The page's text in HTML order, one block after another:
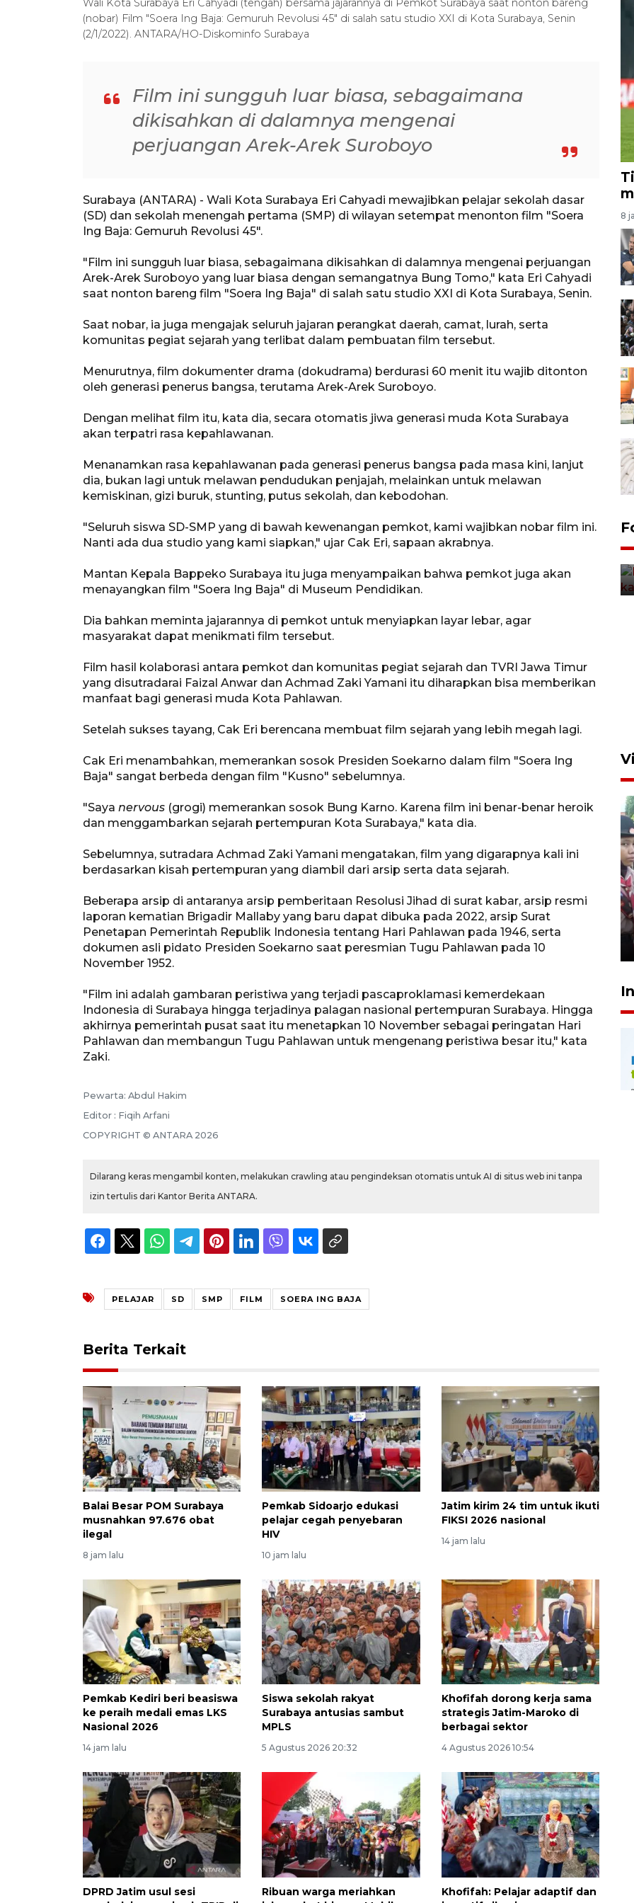
Wali Kota Surabaya Eri Cahyadi (tengah) bersama jajarannya di Pemkot Surabaya saat nonton bareng
(nobar) Film "Soera Ing Baja: Gemuruh Revolusi 45" di salah satu studio XXI di Kota Surabaya, Senin
(2/1/2022). ANTARA/HO-Diskominfo Surabaya
Film ini sungguh luar biasa, sebagaimana
dikisahkan di dalamnya mengenai
perjuangan Arek-Arek Suroboyo
Surabaya (ANTARA) - Wali Kota Surabaya Eri Cahyadi mewajibkan pelajar sekolah dasar
(SD) dan sekolah menengah pertama (SMP) di wilayan setempat menonton film "Soera
Ing Baja: Gemuruh Revolusi 45".
"Film ini sungguh luar biasa, sebagaimana dikisahkan di dalamnya mengenai perjuangan
Arek-Arek Suroboyo yang luar biasa dengan semangatnya Bung Tomo," kata Eri Cahyadi
saat nonton bareng film "Soera Ing Baja" di salah satu studio XXI di Kota Surabaya, Senin.
Saat nobar, ia juga mengajak seluruh jajaran perangkat daerah, camat, lurah, serta
komunitas pegiat sejarah yang terlibat dalam pembuatan film tersebut.
Menurutnya, film dokumenter drama (dokudrama) berdurasi 60 menit itu wajib ditonton
oleh generasi penerus bangsa, terutama Arek-Arek Suroboyo.
Dengan melihat film itu, kata dia, secara otomatis jiwa generasi muda Kota Surabaya
akan terpatri rasa kepahlawanan.
Menanamkan rasa kepahlawanan pada generasi penerus bangsa pada masa kini, lanjut
dia, bukan lagi untuk melawan pendudukan penjajah, melainkan untuk melawan
kemiskinan, gizi buruk, stunting, putus sekolah, dan kebodohan.
"Seluruh siswa SD-SMP yang di bawah kewenangan pemkot, kami wajibkan nobar film ini.
Nanti ada dua studio yang kami siapkan," ujar Cak Eri, sapaan akrabnya.
Mantan Kepala Bappeko Surabaya itu juga menyampaikan bahwa pemkot juga akan
menayangkan film "Soera Ing Baja" di Museum Pendidikan.
Dia bahkan meminta jajarannya di pemkot untuk menyiapkan layar lebar, agar
masyarakat dapat menikmati film tersebut.
Film hasil kolaborasi antara pemkot dan komunitas pegiat sejarah dan TVRI Jawa Timur
yang disutradarai Faizal Anwar dan Achmad Zaki Yamani itu diharapkan bisa memberikan
manfaat bagi generasi muda Kota Pahlawan.
Setelah sukses tayang, Cak Eri berencana membuat film sejarah yang lebih megah lagi.
Cak Eri menambahkan, memerankan sosok Presiden Soekarno dalam film "Soera Ing
Baja" sangat berbeda dengan film "Kusno" sebelumnya.
"Saya nervous (grogi) memerankan sosok Bung Karno. Karena film ini benar-benar heroik
dan menggambarkan sejarah pertempuran Kota Surabaya," kata dia.
Sebelumnya, sutradara Achmad Zaki Yamani mengatakan, film yang digarapnya kali ini
berdasarkan kisah pertempuran yang diambil dari arsip serta data sejarah.
Beberapa arsip di antaranya arsip pemberitaan Resolusi Jihad di surat kabar, arsip resmi
laporan kematian Brigadir Mallaby yang baru dapat dibuka pada 2022, arsip Surat
Penetapan Pemerintah Republik Indonesia tentang Hari Pahlawan pada 1946, serta
dokumen asli pidato Presiden Soekarno saat peresmian Tugu Pahlawan pada 10
November 1952.
"Film ini adalah gambaran peristiwa yang terjadi pascaproklamasi kemerdekaan
Indonesia di Surabaya hingga terjadinya palagan nasional pertempuran Surabaya. Hingga
akhirnya pemerintah pusat saat itu menetapkan 10 November sebagai peringatan Hari
Pahlawan dan membangun Tugu Pahlawan untuk mengenang peristiwa besar itu," kata
Zaki.
Pewarta: Abdul Hakim
Editor : Fiqih Arfani
COPYRIGHT © ANTARA 2026
Dilarang keras mengambil konten, melakukan crawling atau pengindeksan otomatis untuk AI di situs web ini tanpa
izin tertulis dari Kantor Berita ANTARA.
PELAJAR SD SMP FILM SOERA ING BAJA
Berita Terkait
Balai Besar POM Surabaya
musnahkan 97.676 obat
ilegal
8 jam lalu
Pemkab Sidoarjo edukasi
pelajar cegah penyebaran
HIV
10 jam lalu
Jatim kirim 24 tim untuk ikuti
FIKSI 2026 nasional
14 jam lalu
Pemkab Kediri beri beasiswa
ke peraih medali emas LKS
Nasional 2026
14 jam lalu
Siswa sekolah rakyat
Surabaya antusias sambut
MPLS
5 Agustus 2026 20:32
Khofifah dorong kerja sama
strategis Jatim-Maroko di
berbagai sektor
4 Agustus 2026 10:54
DPRD Jatim usul sesi
Ribuan warga meriahkan
Khofifah: Pelajar adaptif dan
8
Uji fungsi jembatan kereta api
di Jember
Desa Tangguh Bencana di
Jawa Timur
5 Agustus 2026 19:09
Memberantas kejahatan
jalanan Jakarta
2026-08-05 18:00:00